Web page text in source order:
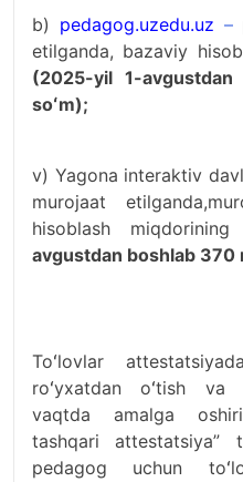
b) pedagog.uzedu.uz –
etilganda, bazaviy
(2025-yil 1-
soʻm);
v) Yagona interaktiv
murojaat
hisoblash miqdorining
avgustdan boshlab 370
Toʻlovlar
roʻyxatdan oʻtish va
vaqtda amalga
tashqari
pedagog uchun